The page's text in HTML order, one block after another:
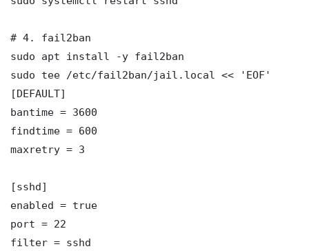
# 4. fail2ban
sudo apt install -y fail2ban
sudo tee /etc/fail2ban/jail.local << 'EOF'
[DEFAULT]
bantime = 3600
findtime = 600
maxretry = 3
[sshd]
enabled = true
port = 22
filter = sshd